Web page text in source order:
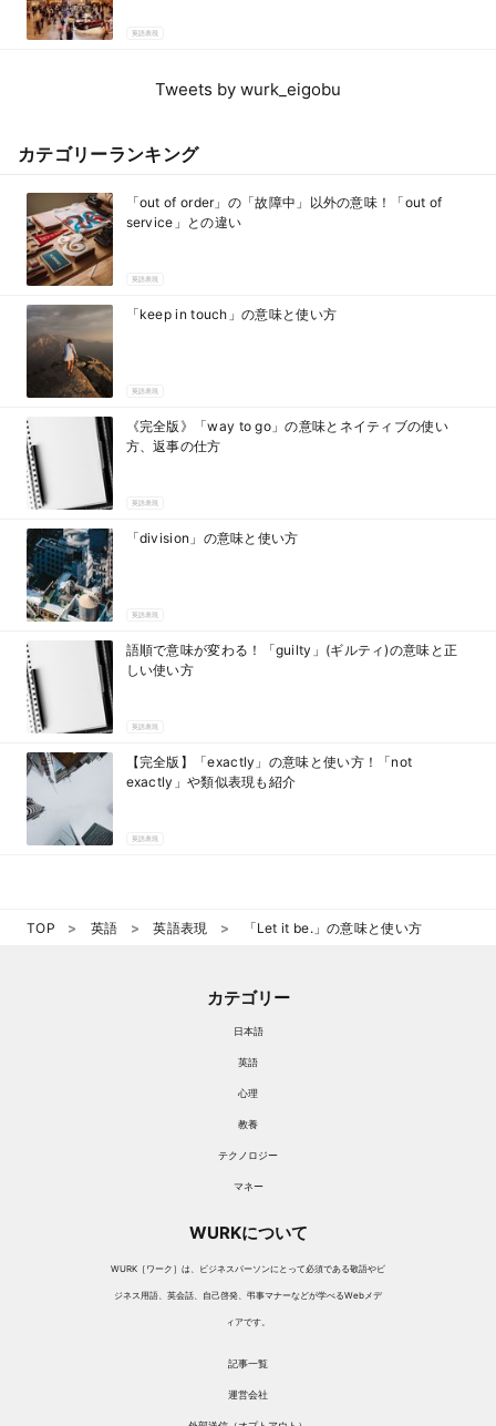
英語表現
Tweets by wurk_eigobu
カテゴリーランキング
「out of order」の「故障中」以外の意味！「out of
service」との違い
英語表現
「keep in touch」の意味と使い方
英語表現
《完全版》「way to go」の意味とネイティブの使い
方、返事の仕方
英語表現
「division」の意味と使い方
英語表現
語順で意味が変わる！「guilty」(ギルティ)の意味と正
しい使い方
英語表現
【完全版】「exactly」の意味と使い方！「not
exactly」や類似表現も紹介
英語表現
TOP 英語 英語表現 「Let it be.」の意味と使い方
カテゴリー
日本語
英語
心理
教養
テクノロジー
マネー
WURKについて
WURK［ワーク］は、ビジネスパーソンにとって必須である敬語やビ
ジネス用語、英会話、自己啓発、弔事マナーなどが学べるWebメデ
ィアです。
記事一覧
運営会社